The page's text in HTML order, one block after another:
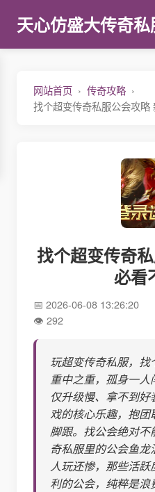
天心仿盛大传奇
网站首页
传奇攻略
找个超变传奇私服公会攻略
找个超变传奇
必看
2026-06-08 13:26:20
292
玩超变传奇私服，
重中之重，孤身一
仅升级慢、拿不到
戏的核心乐趣，抱
脚跟。找公会绝对
奇私服里的公会鱼
人玩还惨，那些活
利的公会，纯粹是